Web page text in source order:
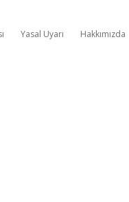
Yasal Uyarı Hakkımızda